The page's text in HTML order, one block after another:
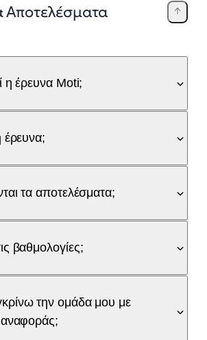
Αποτελέσματα
η έρευνα Moti;
έρευνα;
τα αποτελέσματα;
βαθμολογίες;
την ομάδα μου με
αναφοράς;